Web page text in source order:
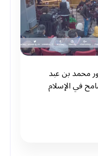
محمد بن عبد
في الإسلام